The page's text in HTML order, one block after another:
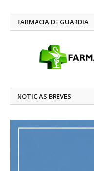
FARMACIA DE GUARDIA
NOTICIAS BREVES